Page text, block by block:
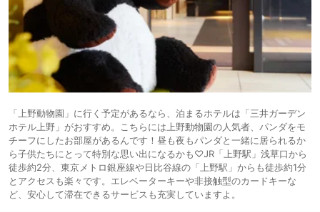
「上野動物園」に行く予定があるなら、泊まるホテルは「三井ガーデン
ホテル上野」がおすすめ。こちらには上野動物園の人気者、パンダをモ
チーフにしたお部屋があるんです！昼も夜もパンダと一緒に居られるか
ら子供たちにとって特別な思い出になるかも♡JR「上野駅」浅草口から
徒歩約2分、東京メトロ銀座線や日比谷線の「上野駅」からも徒歩約1分
とアクセスも楽々です。エレベーターキーや非接触型のカードキーな
ど、安心して滞在できるサービスも充実していますよ。